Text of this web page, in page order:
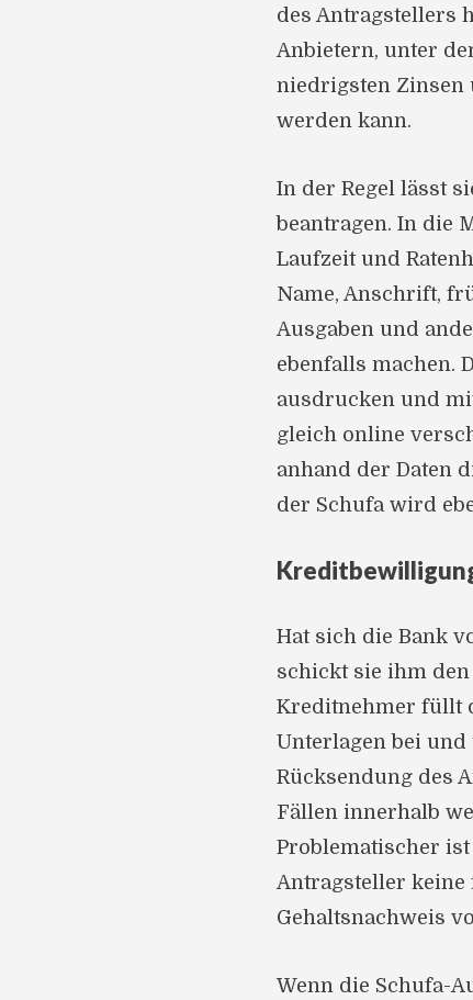
des Antragstellers
Anbietern, unter
niedrigsten Zinsen
werden kann.
In der Regel lässt
beantragen. In die
Laufzeit und
Name, Anschrift,
Ausgaben und
ebenfalls machen.
ausdrucken und
gleich online
anhand der Daten
der Schufa wird
Hat sich die Bank
schickt sie ihm
Kreditnehmer füllt
Unterlagen bei
Rücksendung des
Fällen innerhalb
Problematischer
Antragsteller keine
Gehaltsnachweis
Wenn die Schufa-